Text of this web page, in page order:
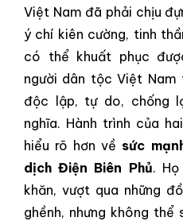
Việt Nam đã phải chịu
ý chí kiên cường, tinh
có thể khuất phục
người dân tộc Việt
độc lập, tự do, chống
nghĩa. Hành trình của
hiểu rõ hơn về sức
dịch Điện Biên Phủ.
khăn, vượt qua những
ghềnh, nhưng không thể